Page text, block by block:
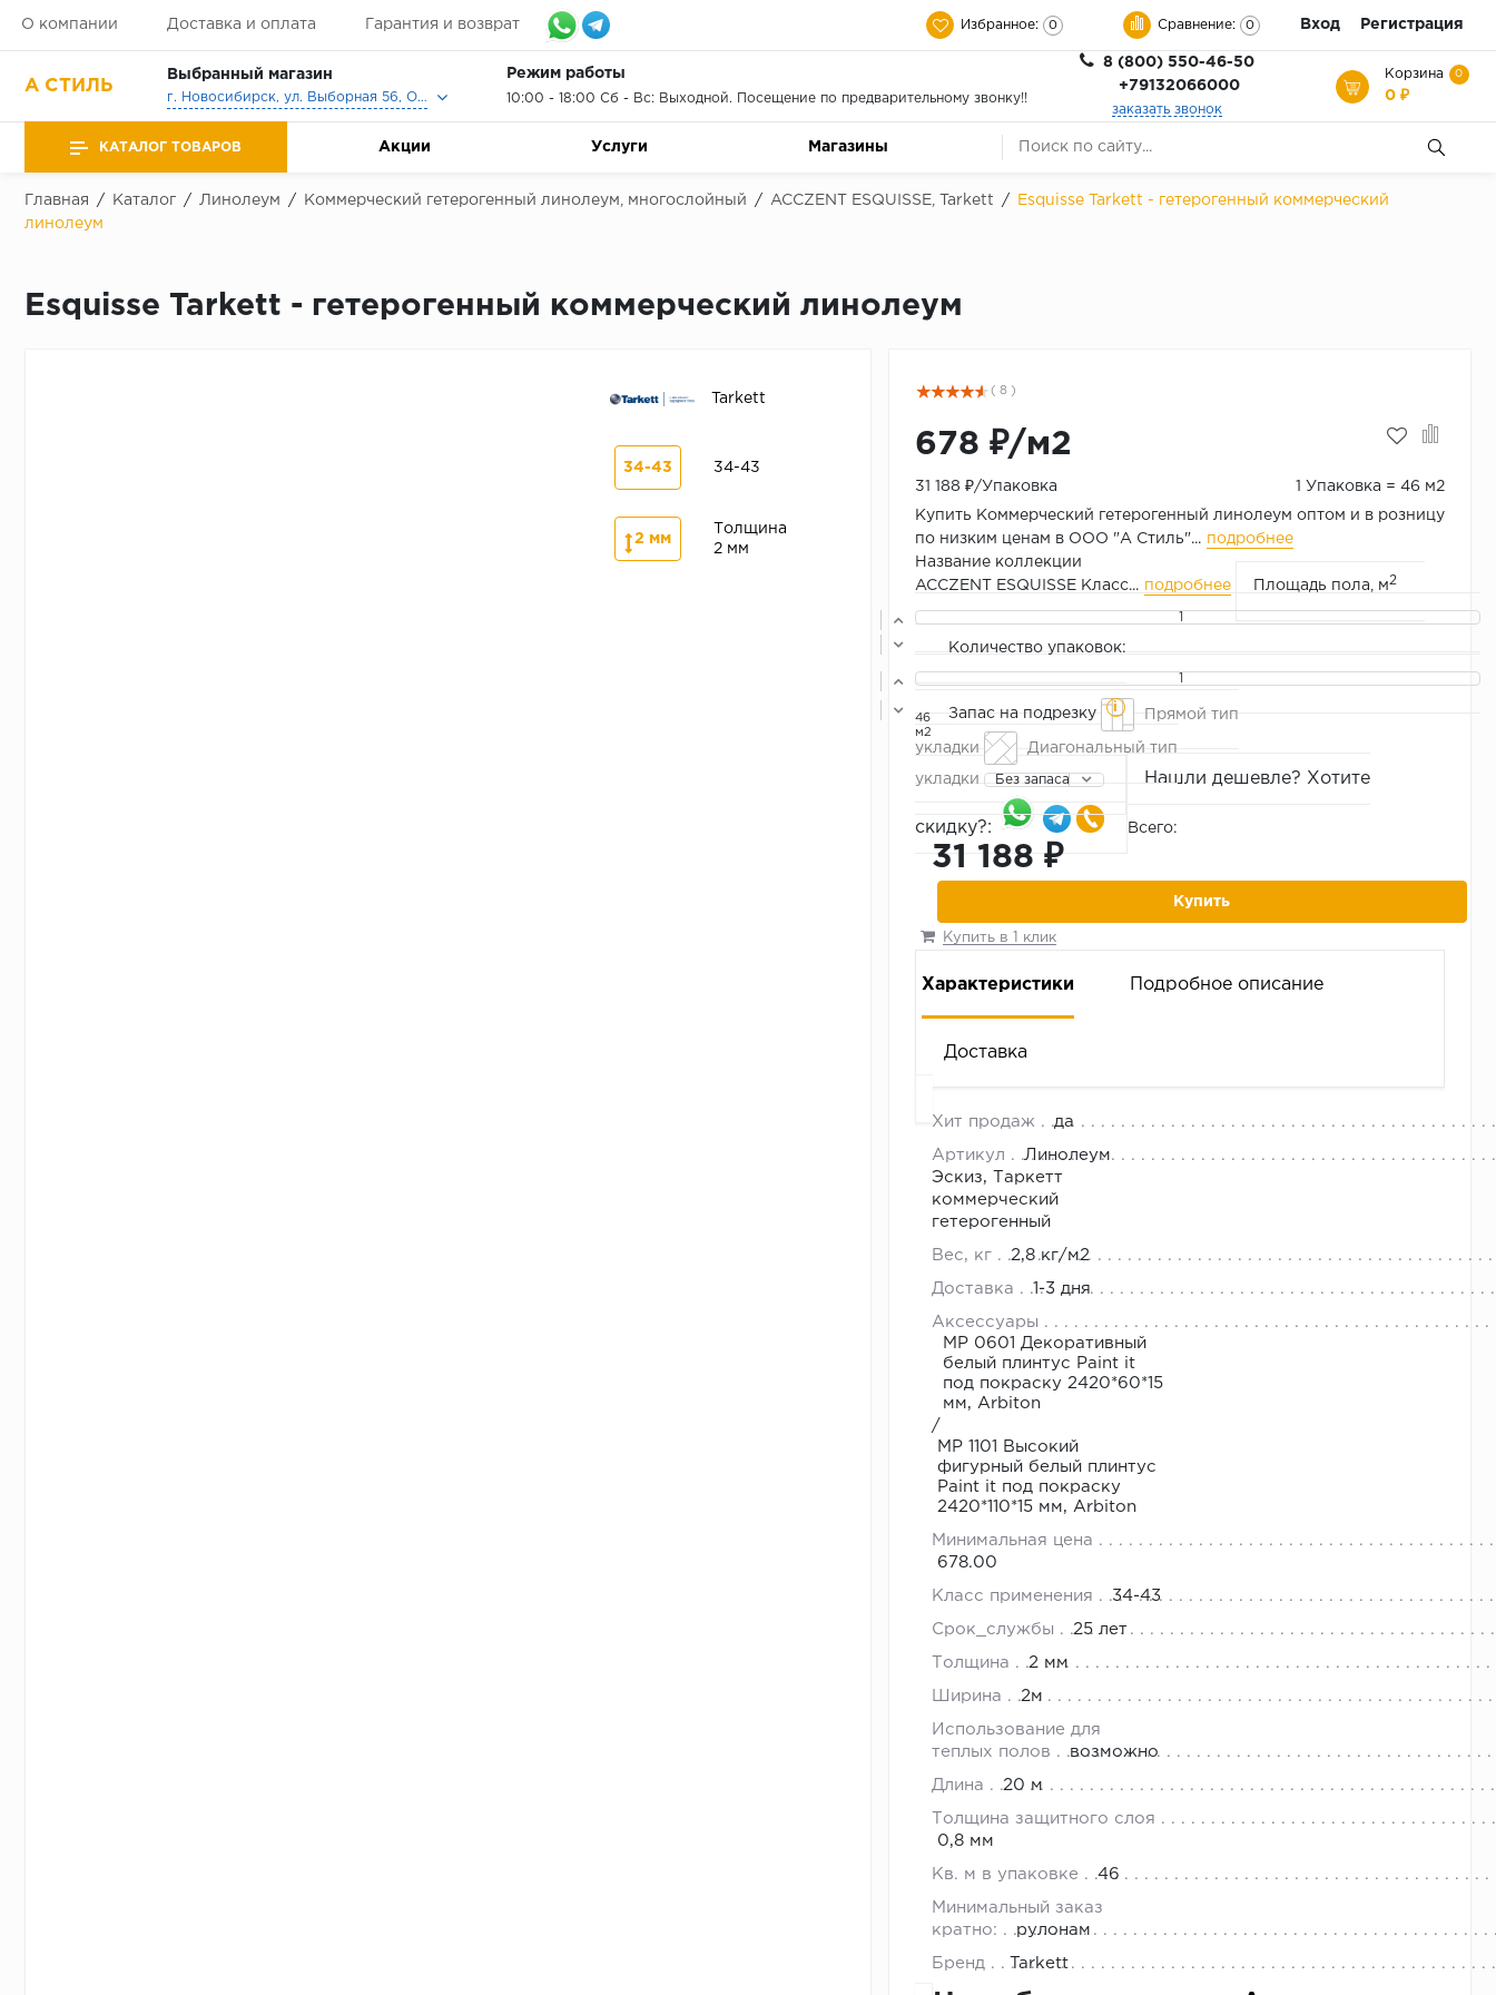
О компании Доставка и оплата Гарантия и возврат Избранное: 0 Сравнение: 0 Вход Регистрация
А СТИЛЬ
Выбранный магазин
г. Новосибирск, ул. Выборная 56, Офис, Выставочный зал
Режим работы
10:00 - 18:00 Сб - Вс: Выходной. Посещение по предварительному звонку!!
8 (800) 550-46-50
+79132066000
заказать звонок
Корзина 0
0 ₽
КАТАЛОГ ТОВАРОВ Акции Услуги Магазины
Главная / Каталог / Линолеум / Коммерческий гетерогенный линолеум, многослойный / ACCZENT ESQUISSE, Tarkett /
Esquisse Tarkett - гетерогенный коммерческий
линолеум
Esquisse Tarkett - гетерогенный коммерческий линолеум
Tarkett
34-43 34-43
2 мм
Толщина
2 мм
( 8 )
678 ₽/м2
31 188 ₽/Упаковка 1 Упаковка = 46 м2
Купить Коммерческий гетерогенный линолеум оптом и в розницу
по низким ценам в ООО "А Стиль"... подробнее
Название коллекции
ACCZENT ESQUISSE Класс... подробнее Площадь пола, м 2
Количество упаковок:
46
м2
Запас на подрезку i Прямой тип
укладки Диагональный тип
укладки Без запаса Нашли дешевле? Хотите
скидку?: Всего:
31 188 ₽
Купить
Купить в 1 клик
Характеристики Подробное описание
Доставка
Хит продаж да
Артикул
Линолеум
Эскиз, Таркетт
коммерческий
гетерогенный
Вес, кг 2,8 кг/м2
Доставка 1-3 дня
Аксессуары
МР 0601 Декоративный
белый плинтус Paint it
под покраску 2420*60*15
мм, Arbiton
/
МР 1101 Высокий
фигурный белый плинтус
Paint it под покраску
2420*110*15 мм, Arbiton
Минимальная цена
678.00
Класс применения 34-43
Срок_службы 25 лет
Толщина 2 мм
Ширина 2м
Использование для
теплых полов
возможно
Длина 20 м
Толщина защитного слоя
0,8 мм
Кв. м в упаковке 46
Минимальный заказ
кратно:
рулонам
Бренд Tarkett
ACCZENT
Класс
применения
34/43
Толщина
покрытия
общая,
мм.
(ГОСТ
11529-
п.2.2)
Толщина
защитного
слоя,
мм.
(ГОСТ
11529
лицевого
защитного
09.00
до
18.00.